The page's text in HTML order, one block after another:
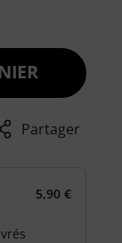
Partager
5,90 €